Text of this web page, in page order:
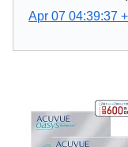
Apr 07 04:39:37